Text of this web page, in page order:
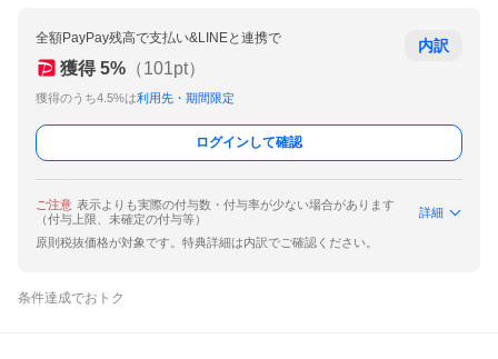
全額PayPay残高で支払い&LINEと連携で
獲得 5% （101pt）
獲得のうち4.5%は利用先・期間限定
内訳
ログインして確認
ご注意 表示よりも実際の付与数・付与率が少ない場合があります
（付与上限、未確定の付与等）
詳細
原則税抜価格が対象です。特典詳細は内訳でご確認ください。
条件達成でおトク